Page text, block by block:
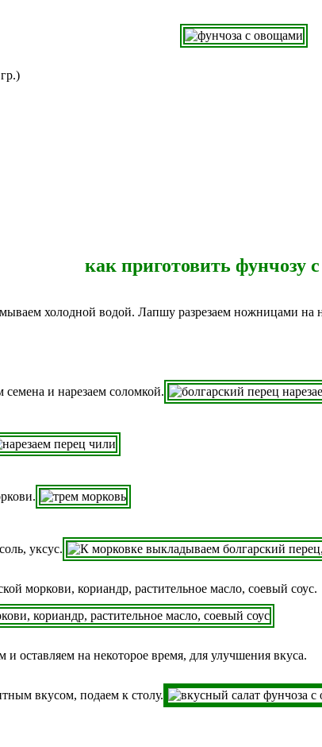
как приготовить фунчозу
холодной водой. Лапшу разрезаем ножницами на
семена и нарезаем соломкой.
уксус.
моркови, кориандр, растительное масло, соевый соус.
на некоторое время, для улучшения вкуса.
вкусом, подаем к столу.